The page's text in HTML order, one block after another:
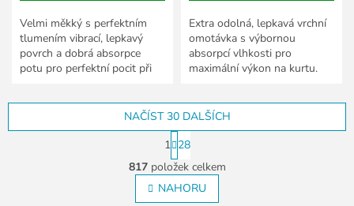
Velmi měkký s perfektním
tlumením vibrací, lepkavý
povrch a dobrá absorpce
potu pro perfektní pocit při
Extra odolná, lepkavá vrchní
omotávka s výbornou
absorpcí vlhkosti pro
maximální výkon na kurtu.
O
v
l
NAČÍST 30 DALŠÍCH
S
t
r
á
n
1 28
817položek celkem
NAHORU